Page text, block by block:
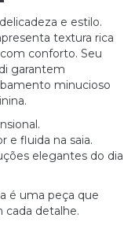
e estilo.
textura rica
conforto. Seu
garantem
minucioso
e fluida na saia.
elegantes do dia
é uma peça que
cada detalhe.